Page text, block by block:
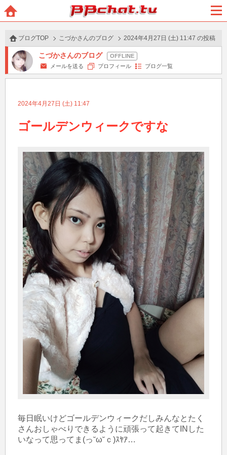
BBchatTV
ュー
ブログTOP こづかさんのブログ 2024年4月27日 (土) 11:47 の投稿
こづかさんのブログ
メールを送る プロフィール ブログ一覧
2024年4月27日 (土) 11:47
ゴールデンウィークですな
毎日眠いけどゴールデンウィークだしみんなとたく
さんおしゃべりできるように頑張って起きてINした
いなって思ってま(っ˘ω˘ｃ)ｽﾔｱ…